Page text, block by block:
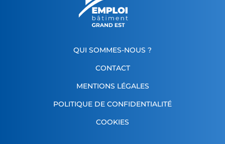
QUI SOMMES-NOUS ?
CONTACT
MENTIONS LÉGALES
POLITIQUE DE CONFIDENTIALITÉ
COOKIES